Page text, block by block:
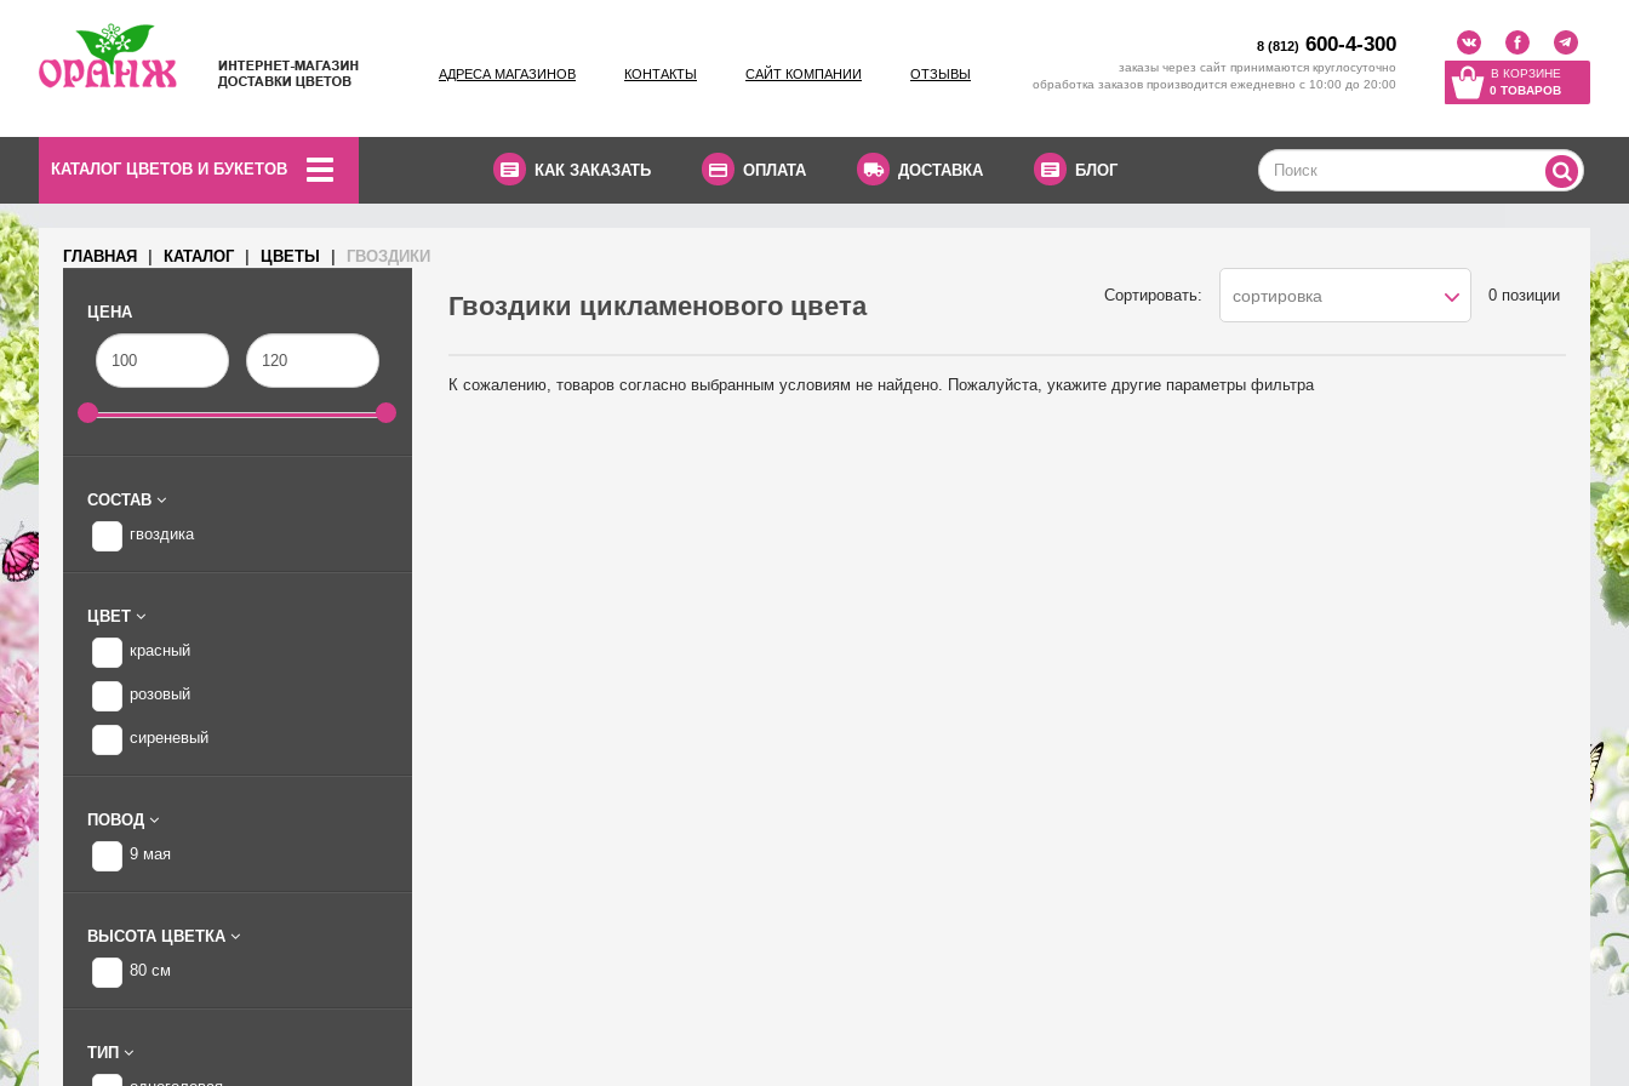
АДРЕСА МАГАЗИНОВ КОНТАКТЫ САЙТ КОМПАНИИ ОТЗЫВЫ
8 (812) 600-4-300
заказы через сайт принимаются круглосуточно
обработка заказов производится ежедневно с 10:00 до 20:00
В КОРЗИНЕ
0 ТОВАРОВ
КАТАЛОГ ЦВЕТОВ И БУКЕТОВ КАК ЗАКАЗАТЬ ОПЛАТА ДОСТАВКА БЛОГ
ГЛАВНАЯ КАТАЛОГ ЦВЕТЫ ГВОЗДИКИ
ЦЕНА
СОСТАВ
гвоздика
ЦВЕТ
красный
розовый
сиреневый
ПОВОД
9 мая
ВЫСОТА ЦВЕТКА
80 см
ТИП
Гвоздики цикламенового цвета Сортировать: сортировка 0 позиции
К сожалению, товаров согласно выбранным условиям не найдено. Пожалуйста, укажите другие параметры фильтра